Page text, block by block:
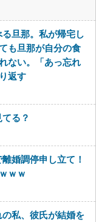
旦那。私が帰宅し
も旦那が自分の食
ない。「あっ忘れ
返す
る？
婚調停申し立て！
ｗｗ
の私、彼氏が結婚を